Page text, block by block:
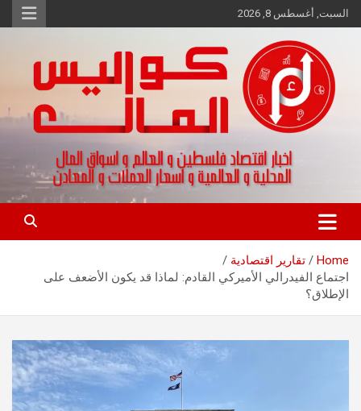
Skip
to
السبت, أغسطس 8, 2026
كواليس المال
اخبار اقتصاد فلسطين و العالم و تقارير اسواق المال و العملات
Home
تقارير اقتصادية
اجتماع الفيدرالي الأميركي القادم: لماذا قد يكون الأضعف على
الإطلاق؟